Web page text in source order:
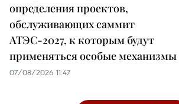
определения проектов,
обслуживающих саммит
АТЭС-2027, к которым будут
применяться особые механизмы
07/08/2026 11:47